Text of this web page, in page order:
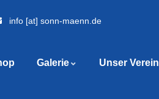
info [at] sonn-maenn.de
Galerie Unser Verein